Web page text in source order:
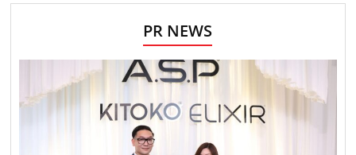
PR NEWS